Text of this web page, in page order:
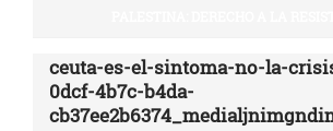
ceuta-es-el-sintoma-no-la-
0dcf-4b7c-b4da-